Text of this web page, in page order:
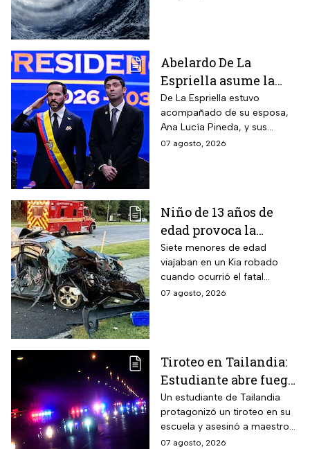
Abelardo De La
Espriella asume la
presidencia de
Colombia; así fue su
atípica investidura en
Cali
De La Espriella estuvo
acompañado de su esposa,
Ana Lucía Pineda, y sus
cuatro hijos, además de los
07 agosto, 2026
Niño de 13 años de
edad provoca la
muerte un hombre de
58 años y deja 6
lesionados
Siete menores de edad
viajaban en un Kia robado
cuando ocurrió el fatal
accidente en Maryland; la
07 agosto, 2026
Tiroteo en Tailandia:
Estudiante abre fuego
contra maestros y
alumnos; antes mató a
sus abuelos
Un estudiante de Tailandia
protagonizó un tiroteo en su
escuela y asesinó a maestros
y alumnos
07 agosto, 2026